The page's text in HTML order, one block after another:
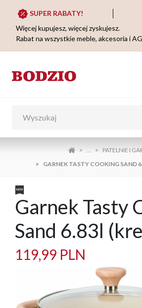
SUPER RABATY!
Więcej kupujesz, więcej zyskujesz.
Rabat na wszystkie meble, akcesoria i
...
PATELNIE I
GARNEK TASTY COOKING SAND
Garnek Tasty
Sand 6.83l
119,99 PLN